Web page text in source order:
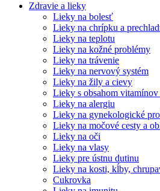
Zdravie a lieky
Lieky na bolesť
Lieky na chrípku a
Lieky na teplotu
Lieky na kožné problémy
Lieky na trávenie
Lieky na nervový systém
Lieky na žily a cievy
Lieky s obsahom
Lieky na alergiu
Lieky na gynekologické
Lieky na močové cesty a
Lieky na oči
Lieky na vlasy
Lieky pre ústnu dutinu
Lieky na kosti, kĺby,
Cukrovka